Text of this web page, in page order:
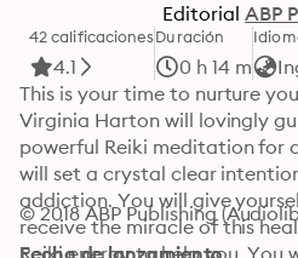
Editorial ABP
42 calificaciones
4.1
Duración
0 h 14 m
This is your time to nurture
Virginia Harton will lovingly
powerful Reiki meditation for
will set a crystal clear
addiction. You will give
receive the miracle of this
Reiki energy to help you. You
© 2018 ABP Publishing
Fecha de lanzamiento